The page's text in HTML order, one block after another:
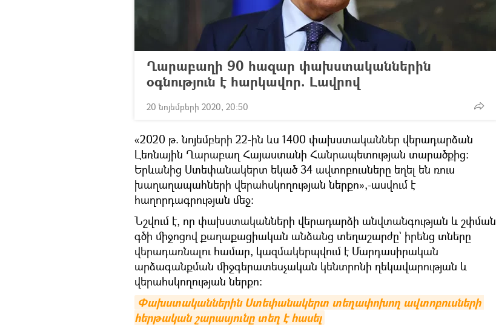
Ղարաբաղի 90 հազար փախստականներին
օգնություն է հարկավոր. Լավրով
20 նոյեմբերի 2020, 20:50
«2020 թ. նոյեմբերի 22-ին ևս 1400 փախստականներ վերադարձան
Լեռնային Ղարաբաղ Հայաստանի Հանրապետության տարածքից:
Երևանից Ստեփանակերտ եկած 34 ավտոբուսները եղել են ռուս
խաղաղապահների վերահսկողության ներքո»,-ասվում է
հաղորդագրության մեջ:
Նշվում է, որ փախստականների վերադարձի անվտանգության և շփման
գծի միջոցով քաղաքացիական անձանց տեղաշարժը` իրենց տները
վերադառնալու համար, կազմակերպվում է Մարդասիրական
արձագանքման միջգերատեսչական կենտրոնի ղեկավարության և
վերահսկողության ներքո:
Փախստականներին Ստեփանակերտ տեղափոխող ավտոբուսների
հերթական շարասյունը տեղ է հասել